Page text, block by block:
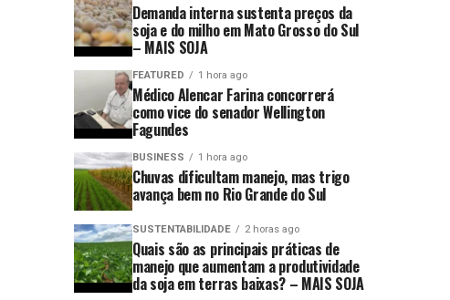
Demanda interna sustenta preços da
soja e do milho em Mato Grosso do Sul
– MAIS SOJA
FEATURED 1 hora ago
Médico Alencar Farina concorrerá
como vice do senador Wellington
Fagundes
BUSINESS 1 hora ago
Chuvas dificultam manejo, mas trigo
avança bem no Rio Grande do Sul
SUSTENTABILIDADE 2 horas ago
Quais são as principais práticas de
manejo que aumentam a produtividade
da soja em terras baixas? – MAIS SOJA